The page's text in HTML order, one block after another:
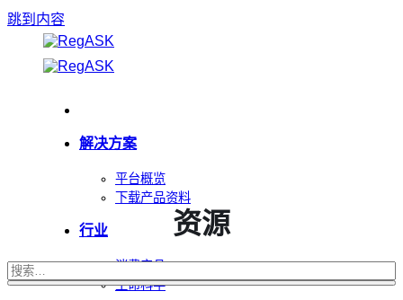
跳到内容
解决方案
平台概览
下载产品资料
行业
消费产品
生命科学
资源